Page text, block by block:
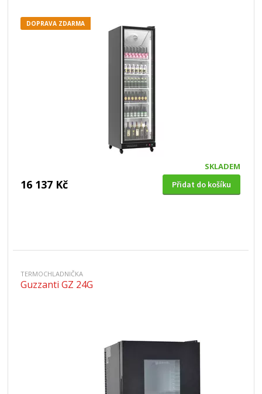
DOPRAVA ZDARMA
SKLADEM
16 137 Kč Přidat do košíku
TERMOCHLADNIČKA
Guzzanti GZ 24G